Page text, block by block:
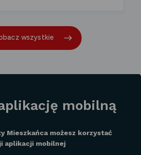
wszystkie
Promocje
mieszkańców
mobilną
Mieszkańca możesz korzystać
aplikacji mobilnej